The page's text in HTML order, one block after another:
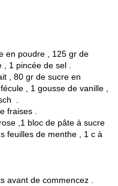
en poudre , 125 gr de
1 pincée de sel .
, 80 gr de sucre en
, 1 gousse de vanille ,
.
fraises .
,1 bloc de pâte à sucre
feuilles de menthe , 1 c à
avant de commencez .